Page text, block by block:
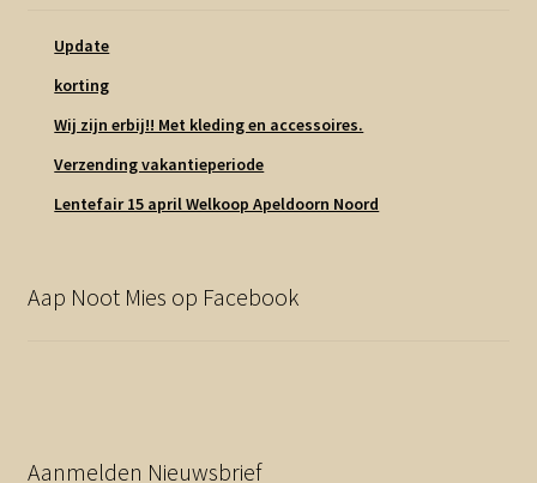
Update
korting
Wij zijn erbij!! Met kleding en accessoires.
Verzending vakantieperiode
Lentefair 15 april Welkoop Apeldoorn Noord
Aap Noot Mies op Facebook
Aanmelden Nieuwsbrief